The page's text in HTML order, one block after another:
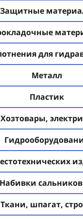
Защитные
для
Металл
Пластик
Хозтовары,
Набивки
Ткани, шпагат,